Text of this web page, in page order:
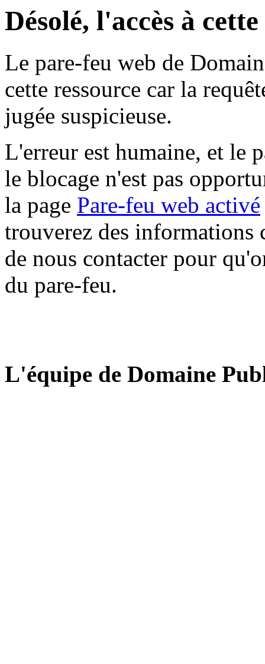
Désolé, l'accès à
Le pare-feu web de
cette ressource car la
jugée suspicieuse.
L'erreur est humaine, et le
le blocage n'est pas
la page Pare-feu web activé
trouverez des informations
de nous contacter pour
du pare-feu.
L'équipe de Domaine